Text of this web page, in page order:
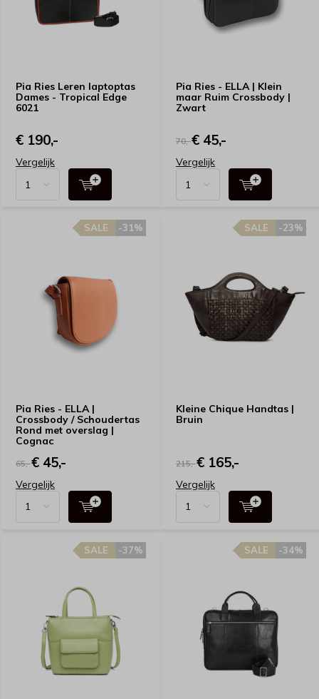
Pia Ries Leren laptoptas
Dames - Tropical Edge
6021
€ 190,-
Vergelijk
Pia Ries - ELLA | Klein
maar Ruim Crossbody |
Zwart
70,-€ 45,-
Vergelijk
Pia Ries - ELLA |
Crossbody / Schoudertas
Rond met overslag |
Cognac
-31%
SALE
65,-€ 45,-
Vergelijk
Kleine Chique Handtas |
Bruin
-23%
SALE
215,-€ 165,-
Vergelijk
-37%
SALE -34%
SALE